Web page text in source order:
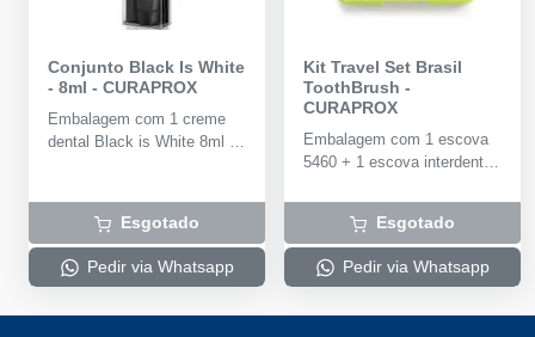
Conjunto Black Is White
- 8ml - CURAPROX
Embalagem com 1 creme
dental Black is White 8ml +
Esgotado
Pedir via Whatsapp
Kit Travel Set Brasil
ToothBrush -
CURAPROX
Embalagem com 1 escova
5460 + 1 escova interdental
10ml + 1 estojo colorido.
Esgotado
Pedir via Whatsapp